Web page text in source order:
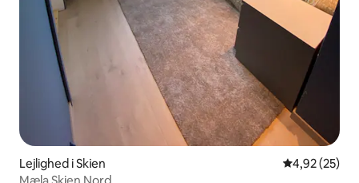
Lejlighed i Skien 4,92 ud af 5 i
4,92 (25)